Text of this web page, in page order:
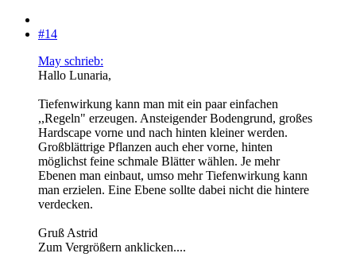
#14
May schrieb:
Hallo Lunaria,
Tiefenwirkung kann man mit ein paar einfachen
,,Regeln" erzeugen. Ansteigender Bodengrund, großes
Hardscape vorne und nach hinten kleiner werden.
Großblättrige Pflanzen auch eher vorne, hinten
möglichst feine schmale Blätter wählen. Je mehr
Ebenen man einbaut, umso mehr Tiefenwirkung kann
man erzielen. Eine Ebene sollte dabei nicht die hintere
verdecken.
Gruß Astrid
Zum Vergrößern anklicken....